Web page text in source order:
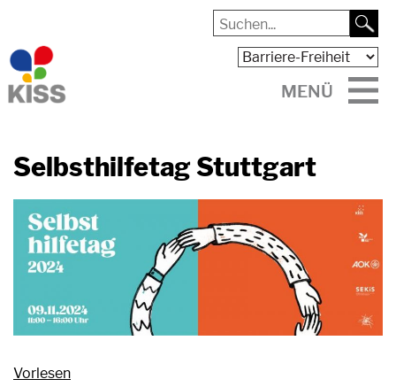
MENÜ
Selbsthilfetag Stuttgart
Vorlesen